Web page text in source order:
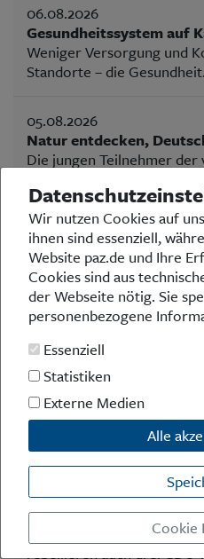
06.08.2026
Gesundheitssystem auf
Weniger Versorgung und
Standorte – die
05.08.2026
Natur entdecken,
Die jungen Teilnehmer der
Gefällt Ihnen die PAZ?
Dann unterstützen Sie
Umfrage
Die Rente mit 63 wird
Die Expertenkommission
der aktuellen
entsprechend
sind dagegen. Teile der
rebellieren auch drei
Wir nutzen Cookies auf
ihnen sind essenziell,
Website paz.de und Ihre
Cookies sind aus
der Webseite nötig. Sie
personenbezogene
Essenziell
Statistiken
Externe Medien
Alle
Cookie